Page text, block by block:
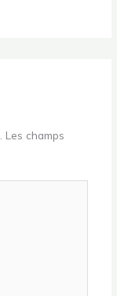
Les champs